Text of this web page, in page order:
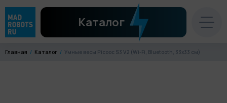
Каталог
Главная Каталог Умные весы Picooc S3 V2 (Wi-Fi, Bluetooth, 33х33 см)